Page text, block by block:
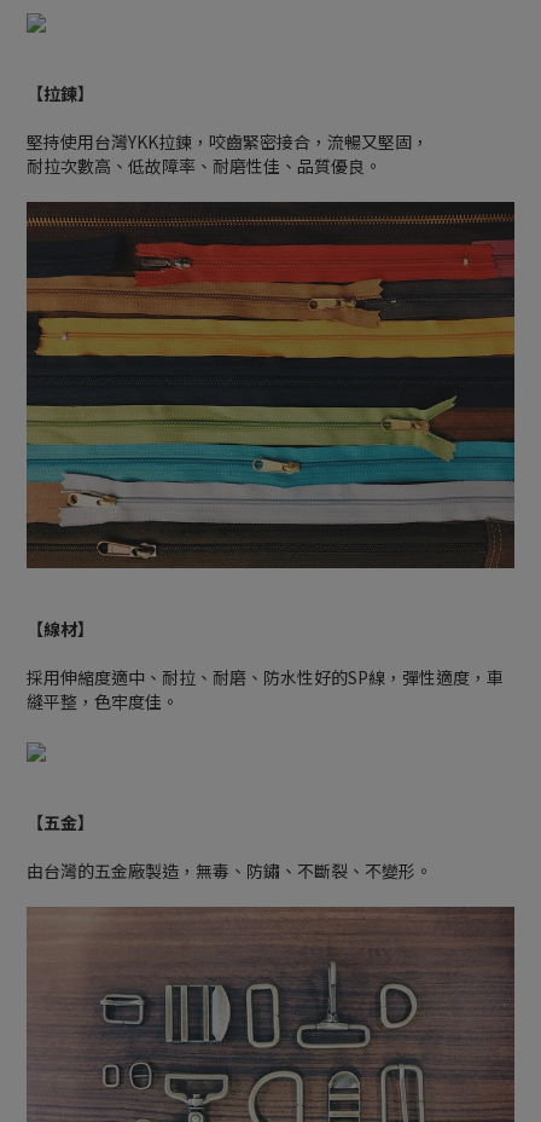
【拉鍊】
堅持使用台灣YKK拉鍊，咬齒緊密接合，流暢又堅固，
耐拉次數高、低故障率、耐磨性佳、品質優良。
【線材】
採用伸縮度適中、耐拉、耐磨、防水性好的SP線，彈性適度，車
縫平整，色牢度佳。
【五金】
由台灣的五金廠製造，無毒、防鏽、不斷裂、不變形。